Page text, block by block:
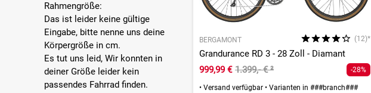
Raymon(1)
Ridley
Rondo(1)
Scott(3)
Specialized(1)
Rahmengröße:
Das ist leider keine gültige
Eingabe, bitte nenne uns deine
Körpergröße in cm.
Es tut uns leid, Wir konnten in
deiner Größe leider kein
passendes Fahrrad finden.
BERGAMONT (12)*
Grandurance RD 3 - 28 Zoll - Diamant
999,99 € 1.399,- €² -28%
•Versand verfügbar •Varianten in ###branch###